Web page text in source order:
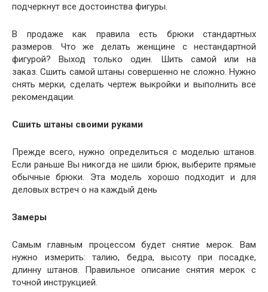
подчеркнут все достоинства фигуры.
В продаже как правила есть брюки стандартных
размеров. Что же делать женщине с нестандартной
фигурой? Выход только один. Шить самой или на
заказ. Сшить самой штаны совершенно не сложно. Нужно
снять мерки, сделать чертеж выкройки и выполнить все
рекомендации.
Сшить штаны своими руками
Прежде всего, нужно определиться с моделью штанов.
Если раньше Вы никогда не шили брюк, выберите прямые
обычные брюки. Эта модель хорошо подходит и для
деловых встреч о на каждый день
Замеры
Самым главным процессом будет снятие мерок. Вам
нужно измерить: талию, бедра, высоту при посадке,
длинну штанов. Правильное описание снятия мерок с
точной инструкцией.